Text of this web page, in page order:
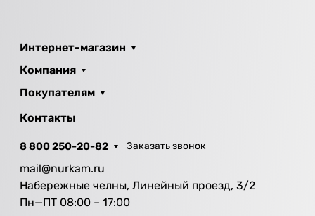
Интернет-магазин
Компания
Покупателям
Контакты
8 800 250-20-82 Заказать звонок
mail@nurkam.ru
Набережные челны, Линейный проезд, 3/2
Пн—ПТ 08:00 – 17:00